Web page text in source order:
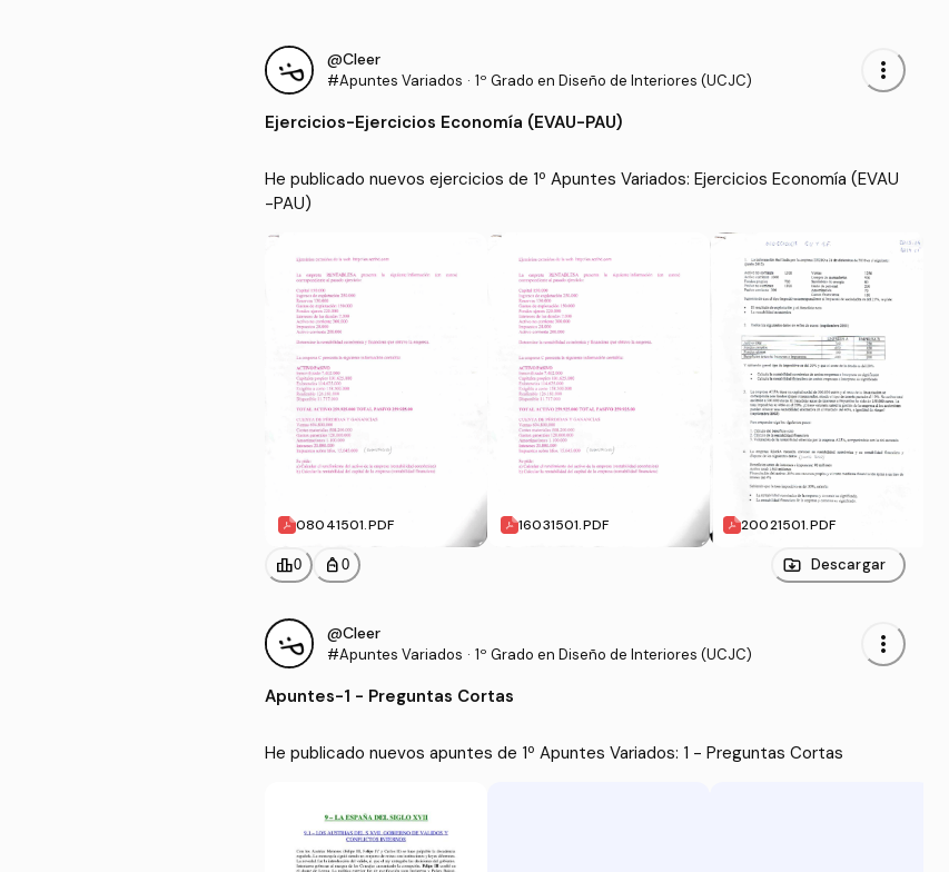
@Cleer
#Apuntes Variados · 1º Grado en Diseño de Interiores (UCJC) more_vert
Ejercicios-Ejercicios Economía (EVAU-PAU)
He publicado nuevos ejercicios de 1º Apuntes Variados: Ejercicios Economía (EVAU
-PAU)
08041501.PDF 16031501.PDF 20021501.PDF
leaderboard0 personal_bag 0 Descargar
@Cleer
#Apuntes Variados · 1º Grado en Diseño de Interiores (UCJC) more_vert
Apuntes-1 - Preguntas Cortas
He publicado nuevos apuntes de 1º Apuntes Variados: 1 - Preguntas Cortas